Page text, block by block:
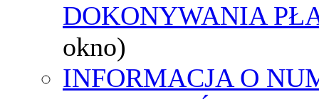
DOKONYWANIA
okno)
INFORMACJA O